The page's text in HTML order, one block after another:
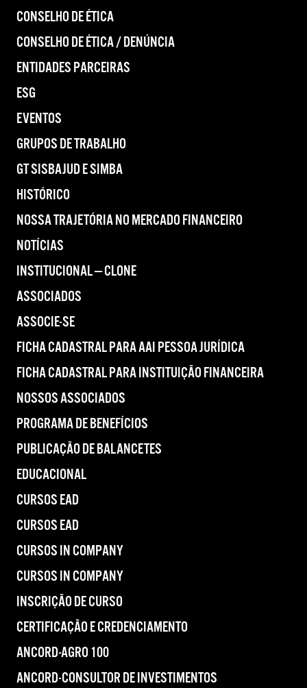
CONSELHO DE ÉTICA
CONSELHO DE ÉTICA / DENÚNCIA
ENTIDADES PARCEIRAS
ESG
EVENTOS
GRUPOS DE TRABALHO
GT SISBAJUD E SIMBA
HISTÓRICO
NOSSA TRAJETÓRIA NO MERCADO FINANCEIRO
NOTÍCIAS
INSTITUCIONAL — CLONE
ASSOCIADOS
ASSOCIE-SE
FICHA CADASTRAL PARA AAI PESSOA JURÍDICA
FICHA CADASTRAL PARA INSTITUIÇÃO FINANCEIRA
NOSSOS ASSOCIADOS
PROGRAMA DE BENEFÍCIOS
PUBLICAÇÃO DE BALANCETES
EDUCACIONAL
CURSOS EAD
CURSOS EAD
CURSOS IN COMPANY
CURSOS IN COMPANY
INSCRIÇÃO DE CURSO
CERTIFICAÇÃO E CREDENCIAMENTO
ANCORD-AGRO 100
ANCORD-CONSULTOR DE INVESTIMENTOS